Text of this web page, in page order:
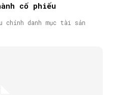
cổ phiếu
danh mục tài sản